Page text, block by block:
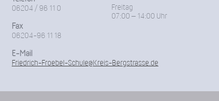
06204 / 96 11 0
Fax
06204-96 11 18
Freitag
07:00 – 14:00 Uhr
E-Mail
Friedrich-Froebel-Schule@Kreis-Bergstrasse.de